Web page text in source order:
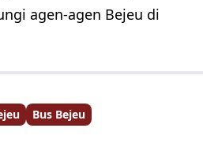
agen-agen Bejeu di
Bus Bejeu